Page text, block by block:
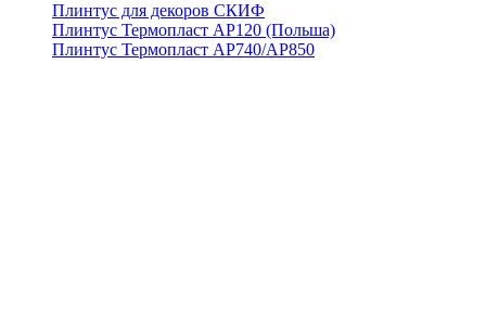
Плинтус для декоров СКИФ
Плинтус Термопласт АР120 (Польша)
Плинтус Термопласт АР740/АР850